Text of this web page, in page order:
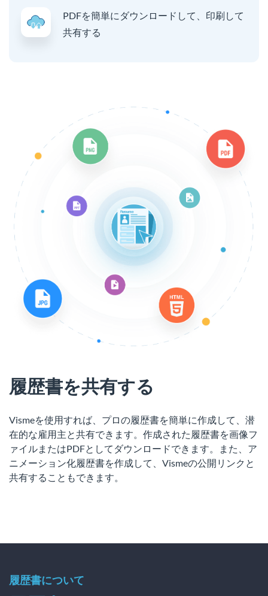
PDFを簡単にダウンロードして、印刷して
共有する
履歴書を共有する
Vismeを使用すれば、プロの履歴書を簡単に作成して、潜
在的な雇用主と共有できます。作成された履歴書を画像フ
ァイルまたはPDFとしてダウンロードできます。また、ア
ニメーション化履歴書を作成して、Vismeの公開リンクと
共有することもできます。
履歴書について